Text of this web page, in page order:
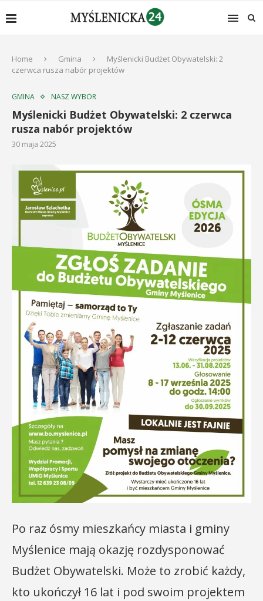
Home Gmina
Myślenicki Budżet Obywatelski: 2
czerwca rusza nabór projektów
GMINA NASZ WYBÓR
Myślenicki Budżet Obywatelski: 2 czerwca
rusza nabór projektów
30 maja 2025
Po raz ósmy mieszkańcy miasta i gminy
Myślenice mają okazję rozdysponować
Budżet Obywatelski. Może to zrobić każdy,
kto ukończył 16 lat i pod swoim projektem